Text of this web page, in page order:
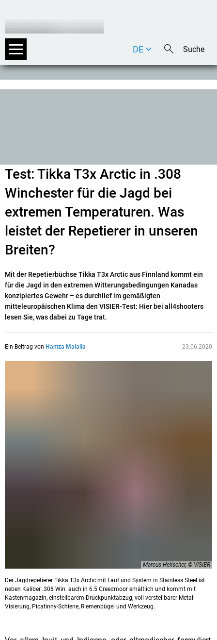
DE
EN
Test: Tikka T3x Arctic in .308
Winchester für die Jagd bei
extremen Temperaturen. Was
leistet der Repetierer in unseren
Breiten?
Mit der Repetierbüchse Tikka T3x Arctic aus Finnland kommt ein
für die Jagd in den extremen Witterungsbedingungen Kanadas
konzipiertes Gewehr – es durchlief im gemäßigten
mitteleuropäischen Klima den VISIER-Test: Hier bei all4shooters
lesen Sie, was dabei zu Tage trat.
Ein Beitrag von Hamza Malalla 23.06.2020
Marcus Heilscher, © VISIER
Der Jagdrepetierer Tikka T3x Arctic mit Lauf und System in Stainless Steel ist
neben Kaliber .308 Win. auch in 6.5 Creedmoor erhältlich und kommt mit
Kastenmagazin, einstellbarem Druckpunktabzug, voll verstellbarer Metall-
Visierung, Picatinny-Schiene, Riemenbügel und Werkzeug.